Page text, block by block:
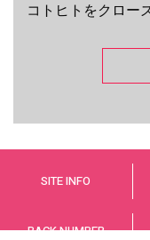
コトヒトをクロー
SITE INFO
BACK NUMBER